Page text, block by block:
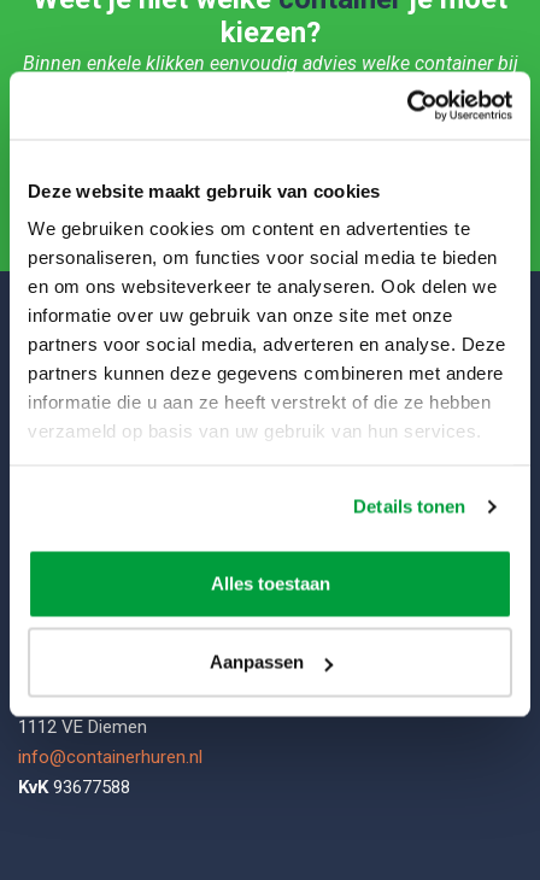
Deze website maakt gebruik van cookies
We gebruiken cookies om content en advertenties te
personaliseren, om functies voor social media te bieden
en om ons websiteverkeer te analyseren. Ook delen we
informatie over uw gebruik van onze site met onze
partners voor social media, adverteren en analyse. Deze
partners kunnen deze gegevens combineren met andere
informatie die u aan ze heeft verstrekt of die ze hebben
verzameld op basis van uw gebruik van hun services.
Details tonen
Alles toestaan
Aanpassen
kiezen?
Binnen enkele klikken eenvoudig advies welke container bij
Onze containers
Afvalstromen
Contactgegevens
Stammerkamp 1
1112 VE Diemen
info@containerhuren.nl
KvK93677588